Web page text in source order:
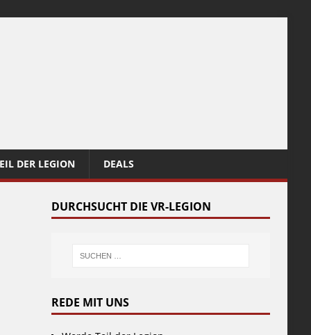
DER LEGION DEALS
DURCHSUCHT DIE VR-LEGION
REDE MIT UNS